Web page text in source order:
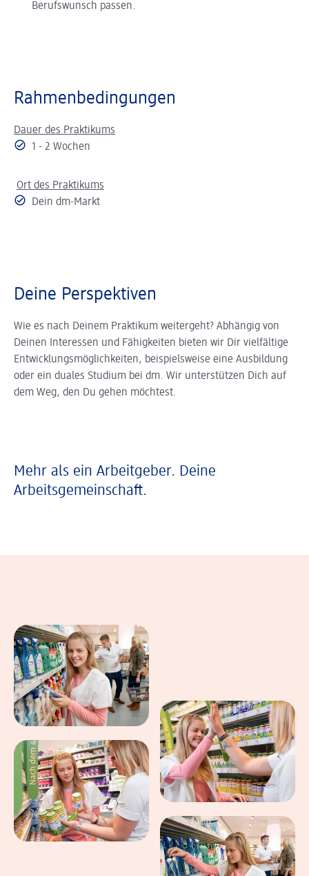
Berufswunsch passen.
Rahmenbedingungen
Dauer des Praktikums
1 - 2 Wochen
Ort des Praktikums
Dein dm-Markt
Deine Perspektiven
Wie es nach Deinem Praktikum weitergeht? Abhängig von
Deinen Interessen und Fähigkeiten bieten wir Dir vielfältige
Entwicklungsmöglichkeiten, beispielsweise eine Ausbildung
oder ein duales Studium bei dm. Wir unterstützen Dich auf
dem Weg, den Du gehen möchtest.
Mehr als ein Arbeitgeber. Deine
Arbeitsgemeinschaft.
Eindrücke aus dem Arbeitsalltag